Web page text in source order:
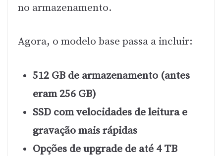
no armazenamento.
Agora, o modelo base passa a incluir:
512 GB de armazenamento (antes
eram 256 GB)
SSD com velocidades de leitura e
gravação mais rápidas
Opções de upgrade de até 4 TB